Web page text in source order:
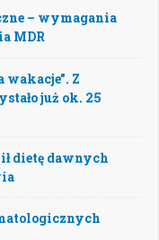
– wymagania
MDR
wakacje”. Z
już ok. 25
dietę dawnych